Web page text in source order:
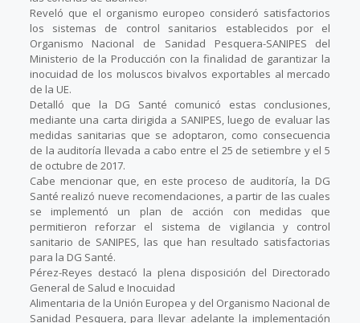
Reveló que el organismo europeo consideró satisfactorios
los sistemas de control sanitarios establecidos por el
Organismo Nacional de Sanidad Pesquera-SANIPES del
Ministerio de la Producción con la finalidad de garantizar la
inocuidad de los moluscos bivalvos exportables al mercado
de la UE.
Detalló que la DG Santé comunicó estas conclusiones,
mediante una carta dirigida a SANIPES, luego de evaluar las
medidas sanitarias que se adoptaron, como consecuencia
de la auditoría llevada a cabo entre el 25 de setiembre y el 5
de octubre de 2017.
Cabe mencionar que, en este proceso de auditoría, la DG
Santé realizó nueve recomendaciones, a partir de las cuales
se implementó un plan de acción con medidas que
permitieron reforzar el sistema de vigilancia y control
sanitario de SANIPES, las que han resultado satisfactorias
para la DG Santé.
Pérez-Reyes destacó la plena disposición del Directorado
General de Salud e Inocuidad
Alimentaria de la Unión Europea y del Organismo Nacional de
Sanidad Pesquera, para llevar adelante la implementación